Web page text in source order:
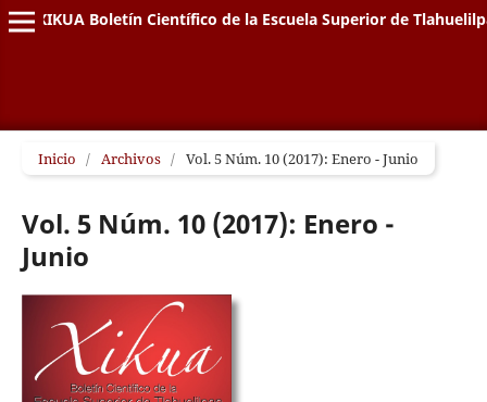
XIKUA Boletín Científico de la Escuela Superior de
Inicio / Archivos / Vol. 5 Núm. 10 (2017): Enero - Junio
Vol. 5 Núm. 10 (2017): Enero -
Junio